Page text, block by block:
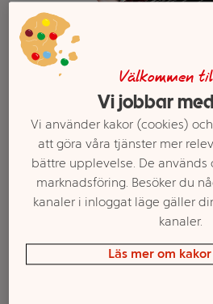
Välj butik och
Sortimentet kan variera
Välkommen
Vi jobbar
Vi använder kakor (cookies)
att göra våra tjänster mer
bättre upplevelse. De används
marknadsföring. Besöker du
kanaler i inloggat läge gäller
kanaler.
Läs mer om